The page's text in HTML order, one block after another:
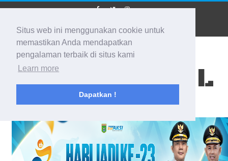
Situs web ini menggunakan cookie untuk
memastikan Anda mendapatkan
pengalaman terbaik di situs kami
Learn more
Dapatkan !
BIDIK KALSEL
Membidik Ke Segala Arah